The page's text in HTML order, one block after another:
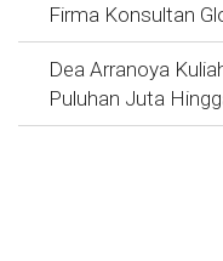
Firma Konsultan
Dea Arranoya
Puluhan Juta